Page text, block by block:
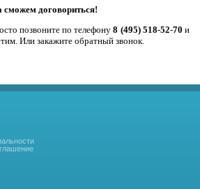
договориться!
позвоните по телефону8 (495) 518-52-70 и
Или закажите обратный звонок.